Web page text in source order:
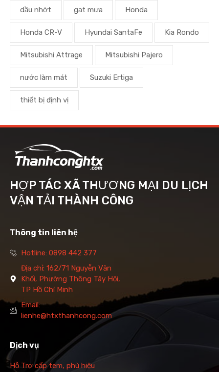
dầu nhớt gạt mưa Honda
Honda CR-V Hyundai SantaFe Kia Rondo
Mitsubishi Attrage Mitsubishi Pajero
nước làm mát Suzuki Ertiga
thiết bị định vị
HỢP TÁC XÃ THƯƠNG MẠI DU LỊCH
VẬN TẢI THÀNH CÔNG
Thông tin liên hệ
Hotline: 0898 442 377
Địa chỉ: 162/71 Nguyễn Văn
Khối, Phường Thông Tây Hội,
TP Hồ Chí Minh
Email:
lienhe@htxthanhcong.com
Dịch vụ
Hỗ Trợ cấp tem, phù hiệu